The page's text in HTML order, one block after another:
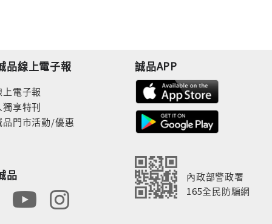
品線上電子報
電子報
享特刊
品門市活動/優惠
品
誠品APP
內政部警政署
165全民防騙網